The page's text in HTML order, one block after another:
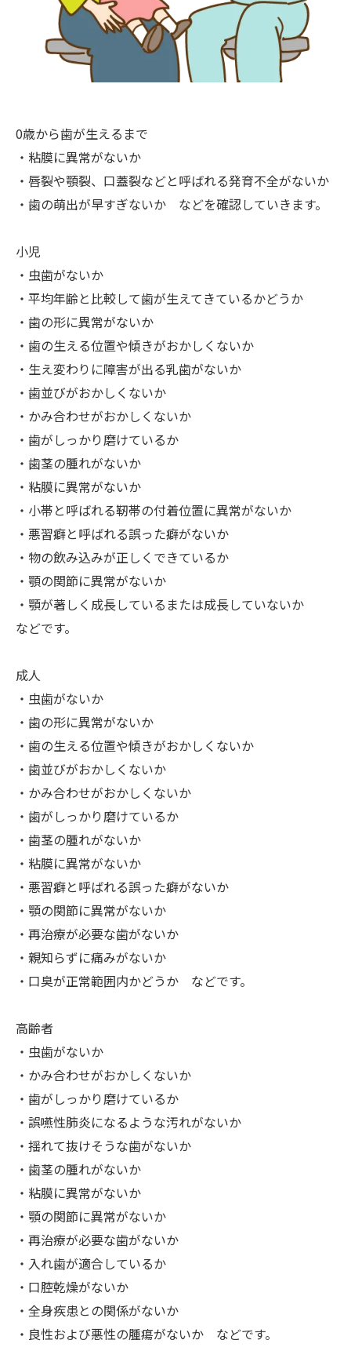
0歳から歯が生えるまで
・粘膜に異常がないか
・唇裂や顎裂、口蓋裂などと呼ばれる発育不全がないか
・歯の萌出が早すぎないか などを確認していきます。
小児
・虫歯がないか
・平均年齢と比較して歯が生えてきているかどうか
・歯の形に異常がないか
・歯の生える位置や傾きがおかしくないか
・生え変わりに障害が出る乳歯がないか
・歯並びがおかしくないか
・かみ合わせがおかしくないか
・歯がしっかり磨けているか
・歯茎の腫れがないか
・粘膜に異常がないか
・小帯と呼ばれる靭帯の付着位置に異常がないか
・悪習癖と呼ばれる誤った癖がないか
・物の飲み込みが正しくできているか
・顎の関節に異常がないか
・顎が著しく成長しているまたは成長していないか
などです。
成人
・虫歯がないか
・歯の形に異常がないか
・歯の生える位置や傾きがおかしくないか
・歯並びがおかしくないか
・かみ合わせがおかしくないか
・歯がしっかり磨けているか
・歯茎の腫れがないか
・粘膜に異常がないか
・悪習癖と呼ばれる誤った癖がないか
・顎の関節に異常がないか
・再治療が必要な歯がないか
・親知らずに痛みがないか
・口臭が正常範囲内かどうか などです。
高齢者
・虫歯がないか
・かみ合わせがおかしくないか
・歯がしっかり磨けているか
・誤嚥性肺炎になるような汚れがないか
・揺れて抜けそうな歯がないか
・歯茎の腫れがないか
・粘膜に異常がないか
・顎の関節に異常がないか
・再治療が必要な歯がないか
・入れ歯が適合しているか
・口腔乾燥がないか
・全身疾患との関係がないか
・良性および悪性の腫瘍がないか などです。